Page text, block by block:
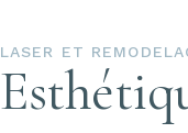
LASER ET